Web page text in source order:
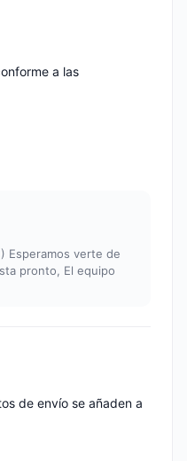
a las
Esperamos verte de
pronto, El equipo
de envío se añaden a